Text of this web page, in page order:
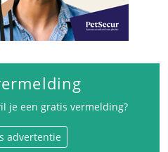
je een gratis vermelding?
advertentie